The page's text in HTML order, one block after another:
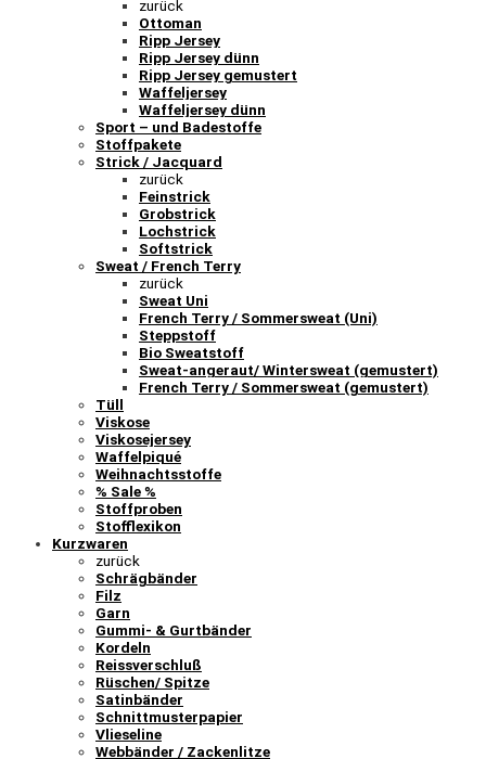
zurück
Ottoman
Ripp Jersey
Ripp Jersey dünn
Ripp Jersey gemustert
Waffeljersey
Waffeljersey dünn
Sport – und Badestoffe
Stoffpakete
Strick / Jacquard
zurück
Feinstrick
Grobstrick
Lochstrick
Softstrick
Sweat / French Terry
zurück
Sweat Uni
French Terry / Sommersweat (Uni)
Steppstoff
Bio Sweatstoff
Sweat-angeraut/ Wintersweat (gemustert)
French Terry / Sommersweat (gemustert)
Tüll
Viskose
Viskosejersey
Waffelpiqué
Weihnachtsstoffe
% Sale %
Stoffproben
Stofflexikon
Kurzwaren
zurück
Schrägbänder
Filz
Garn
Gummi- & Gurtbänder
Kordeln
Reissverschluß
Rüschen/ Spitze
Satinbänder
Schnittmusterpapier
Vlieseline
Webbänder / Zackenlitze